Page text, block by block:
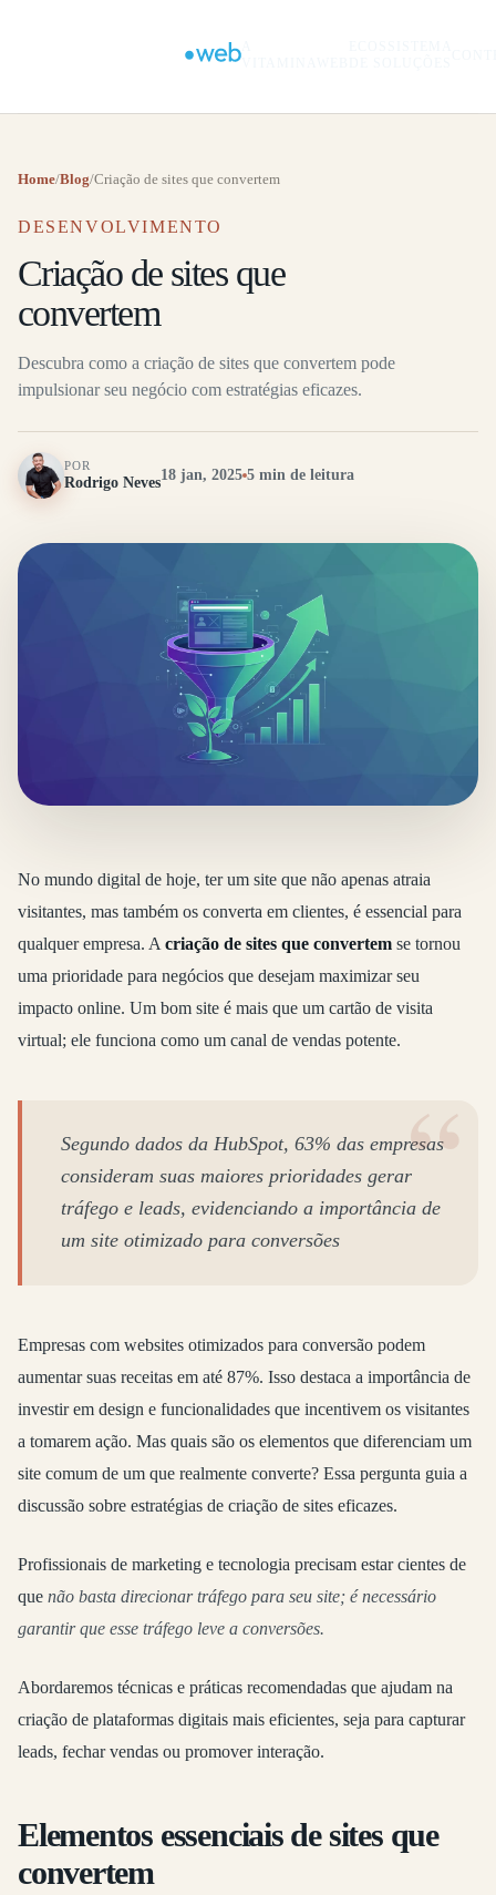
Home/Blog/Criação de sites que convertem
DESENVOLVIMENTO
Criação de sites que
convertem
Descubra como a criação de sites que convertem pode
impulsionar seu negócio com estratégias eficazes.
POR
Rodrigo Neves18 jan, 2025 5 min de leitura
No mundo digital de hoje, ter um site que não apenas atraia
visitantes, mas também os converta em clientes, é essencial para
qualquer empresa. Acriação de sites que convertem se tornou
uma prioridade para negócios que desejam maximizar seu
impacto online. Um bom site é mais que um cartão de visita
virtual; ele funciona como um canal de vendas potente.
Segundo dados da HubSpot, 63% das empresas
consideram suas maiores prioridades gerar
tráfego e leads, evidenciando a importância de
um site otimizado para conversões
Empresas com websites otimizados para conversão podem
aumentar suas receitas em até 87%. Isso destaca a importância de
investir em design e funcionalidades que incentivem os visitantes
a tomarem ação. Mas quais são os elementos que diferenciam um
site comum de um que realmente converte? Essa pergunta guia a
discussão sobre estratégias de criação de sites eficazes.
Profissionais de marketing e tecnologia precisam estar cientes de
que não basta direcionar tráfego para seu site; é necessário
garantir que esse tráfego leve a conversões.
Abordaremos técnicas e práticas recomendadas que ajudam na
criação de plataformas digitais mais eficientes, seja para capturar
leads, fechar vendas ou promover interação.
Elementos essenciais de sites que
convertem